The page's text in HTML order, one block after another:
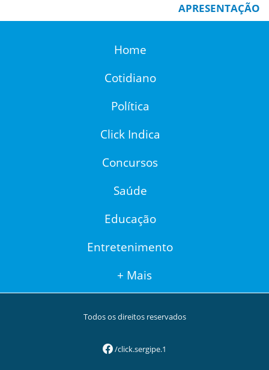
APRESENTAÇÃO
Home
Cotidiano
Política
Click Indica
Concursos
Saúde
Educação
Entretenimento
+ Mais
Todos os direitos reservados
/click.sergipe.1